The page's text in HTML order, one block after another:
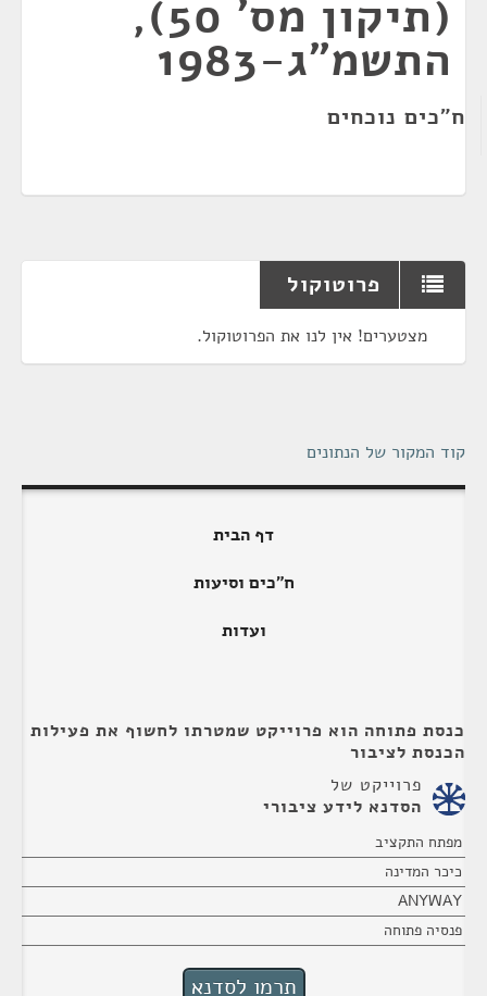
(תיקון מס' 50),
התשמ"ג-1983
ח"כים נוכחים
פרוטוקול
מצטערים! אין לנו את הפרוטוקול.
קוד המקור של הנתונים
דף הבית
ח"כים וסיעות
ועדות
כנסת פתוחה הוא פרוייקט שמטרתו לחשוף את פעילות
הכנסת לציבור
פרוייקט של
הסדנא לידע ציבורי
מפתח התקציב
כיכר המדינה
ANYWAY
פנסיה פתוחה